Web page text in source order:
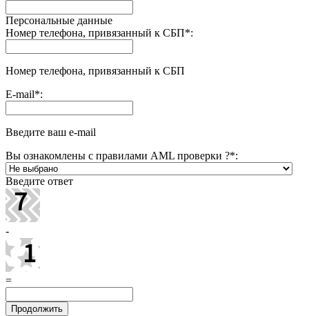
Персональные данные
Номер телефона, привязанный к СБП*:
Номер телефона, привязанный к СБП
E-mail*:
Введите ваш e-mail
Вы ознакомлены с правилами AML проверки ?*:
Введите ответ
-
=